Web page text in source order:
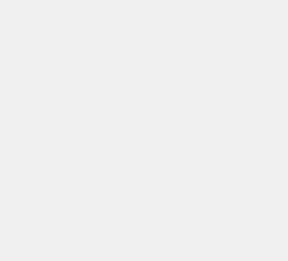
丨头陀渊出品丨悬疑灵异丨摸金校尉
幻丨热血丨紫襟团队演播丨多人有声